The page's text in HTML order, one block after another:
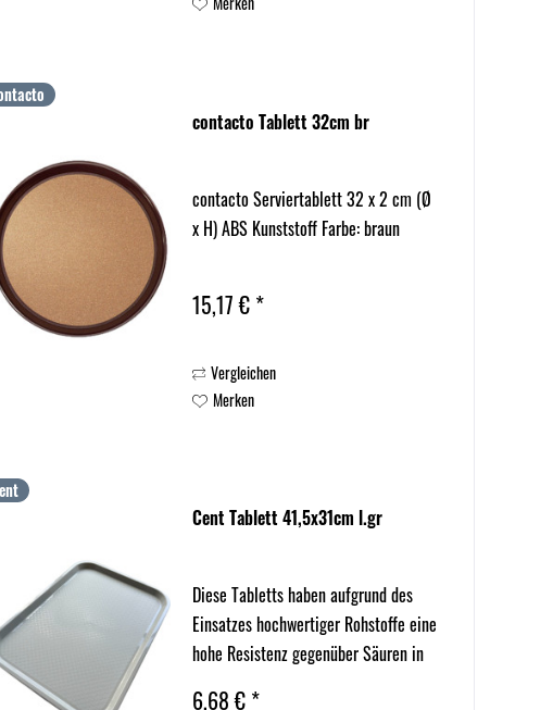
contacto Tablett 32cm br
contacto Serviertablett 32 x 2 cm (Ø
x H) ABS Kunststoff Farbe: braun
15,17 € *
Vergleichen
Merken
Cent Tablett 41,5x31cm l.gr
Diese Tabletts haben aufgrund des
Einsatzes hochwertiger Rohstoffe eine
hohe Resistenz gegenüber Säuren in
6,68 € *